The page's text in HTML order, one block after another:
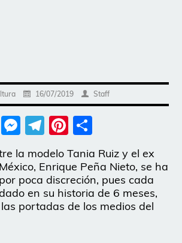
16/07/2019 Staff
WhatsApp
Messenger
Telegram
Pinterest
la modelo Tania Ruiz y el ex
Enrique Peña Nieto, se ha
poca discreción, pues cada
en su historia de 6 meses,
portadas de los medios del